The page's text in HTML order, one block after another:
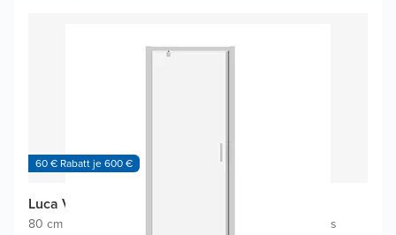
60 € Rabatt je 600 €
Luca Varess Vidor Dusche Drehtür
80 cm x 190 cm Klarglas